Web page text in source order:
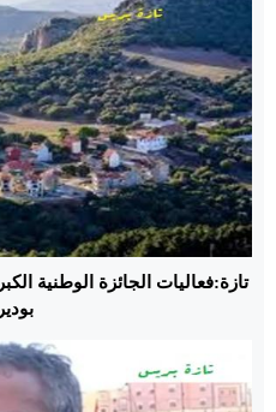
تازة:فعاليات الجائزة الوطنية